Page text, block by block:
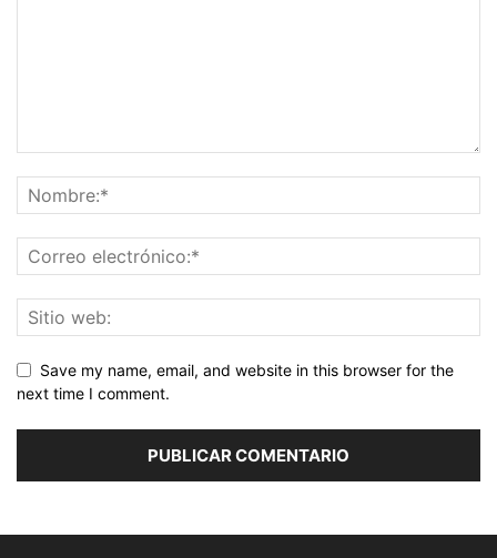
Save my name, email, and website in this browser for the
next time I comment.